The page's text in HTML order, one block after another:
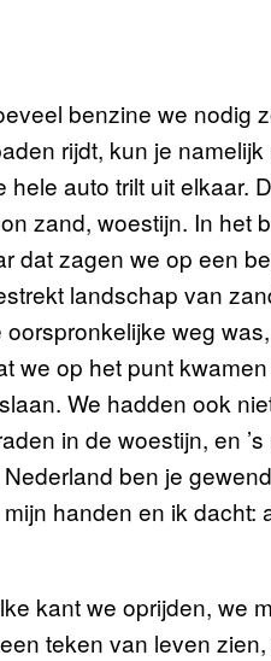
benzine we nodig
rijdt, kun je
auto trilt uit elkaar.
zand, woestijn. In het
dat zagen we op een
landschap van
weg
we op het punt
We hadden ook
in de woestijn, en
ben je
handen en ik dacht:
kant we oprijden, we
teken van leven